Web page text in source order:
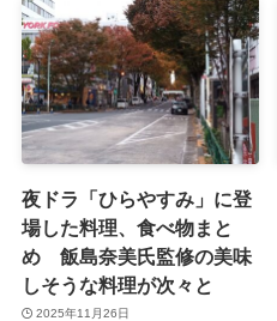
夜ドラ「ひらやすみ」に登
場した料理、食べ物まと
め 飯島奈美氏監修の美味
しそうな料理が次々と
2025年11月26日